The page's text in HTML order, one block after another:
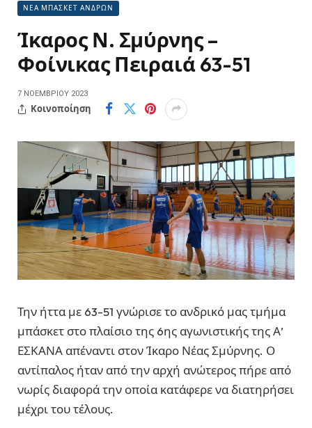
ΝΕΑ ΜΠΑΣΚΕΤ ΑΝΔΡΩΝ
Ίκαρος Ν. Σμύρνης –
Φοίνικας Πειραιά 63-51
7 ΝΟΕΜΒΡΊΟΥ 2023
Κοινοποίηση
Την ήττα με 63-51 γνώρισε το ανδρικό μας τμήμα
μπάσκετ στο πλαίσιο της 6ης αγωνιστικής της Α’
ΕΣΚΑΝΑ απέναντι στον Ίκαρο Νέας Σμύρνης. Ο
αντίπαλος ήταν από την αρχή ανώτερος πήρε από
νωρίς διαφορά την οποία κατάφερε να διατηρήσει
μέχρι του τέλους.